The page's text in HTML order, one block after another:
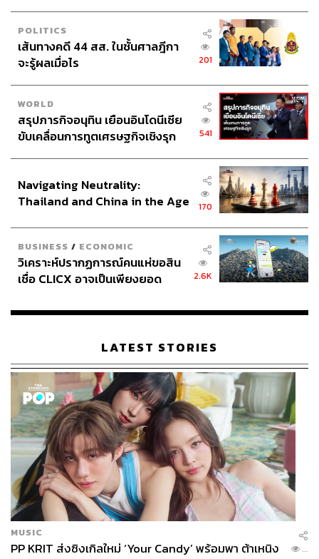
POLITICS
เส้นทางคดี 44 สส. ในชั้นศาลฎีกา
จะรู้ผลเมื่อไร
201
WORLD
สรุปภารกิจอนุทิน เยือนอินโดนีเซีย
ขับเคลื่อนการทูตเศรษฐกิจเชิงรุก
541
Navigating Neutrality:
Thailand and China in the Age
170
BUSINESS / ECONOMIC
วิเคราะห์ปรากฏการณ์คนแห่ขอสิน
เชื่อ CLICX อาจเป็นเพียงยอด
เรือนไทยที่ถูกซุกไว้
2.6K
LATEST STORIES
MUSIC
PP KRIT ส่งซิงเกิลใหม่ ‘Your Candy’ พร้อมพา ต้าเหนิง
...